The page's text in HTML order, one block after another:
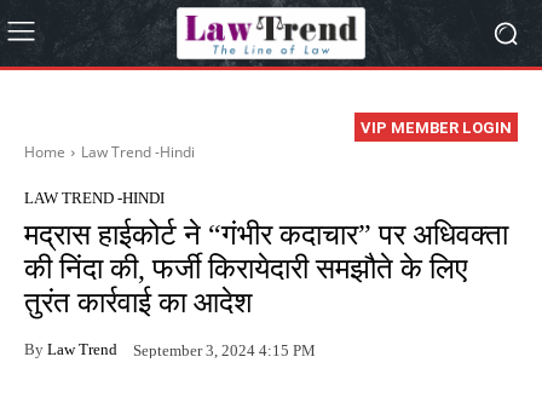
VIP MEMBER LOGIN
Home Law Trend -Hindi
LAW TREND -HINDI
मद्रास हाईकोर्ट ने “गंभीर कदाचार” पर अधिवक्ता
की निंदा की, फर्जी किरायेदारी समझौते के लिए
तुरंत कार्रवाई का आदेश
By Law Trend September 3, 2024 4:15 PM